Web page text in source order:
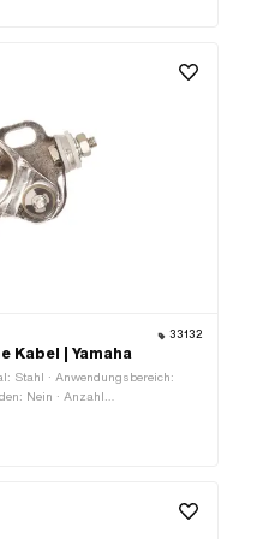
33132
Kabel | Yamaha
Stahl · Anwendungsbereich:
Nein · Anzahl